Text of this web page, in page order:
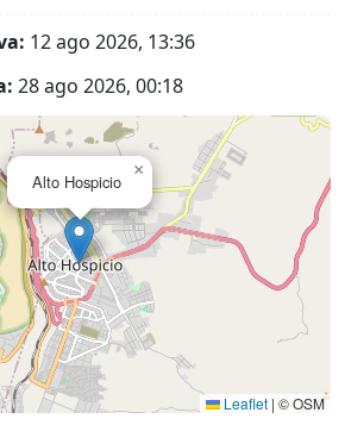
12 ago 2026, 13:36
28 ago 2026, 00:18
Alto Hospicio
×
Leaflet | © OSM